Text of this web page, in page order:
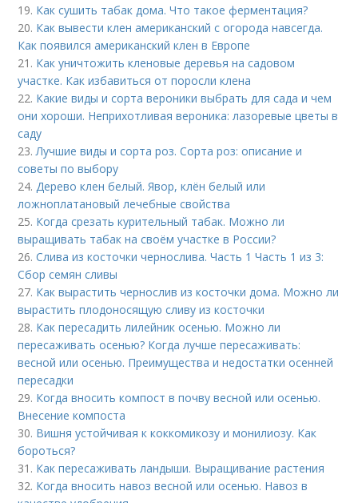
19. Как сушить табак дома. Что такое ферментация?
20. Как вывести клен американский с огорода навсегда.
Как появился американский клен в Европе
21. Как уничтожить кленовые деревья на садовом
участке. Как избавиться от поросли клена
22. Какие виды и сорта вероники выбрать для сада и чем
они хороши. Неприхотливая вероника: лазоревые цветы в
саду
23.Лучшие виды и сорта роз. Сорта роз: описание и
советы по выбору
24.Дерево клен белый. Явор, клён белый или
ложноплатановый лечебные свойства
25. Когда срезать курительный табак. Можно ли
выращивать табак на своём участке в России?
26.Слива из косточки чернослива. Часть 1 Часть 1 из 3:
Сбор семян сливы
27. Как вырастить чернослив из косточки дома. Можно ли
вырастить плодоносящую сливу из косточки
28. Как пересадить лилейник осенью. Можно ли
пересаживать осенью? Когда лучше пересаживать:
весной или осенью. Преимущества и недостатки осенней
пересадки
29. Когда вносить компост в почву весной или осенью.
Внесение компоста
30. Вишня устойчивая к коккомикозу и монилиозу. Как
бороться?
31. Как пересаживать ландыши. Выращивание растения
32. Когда вносить навоз весной или осенью. Навоз в